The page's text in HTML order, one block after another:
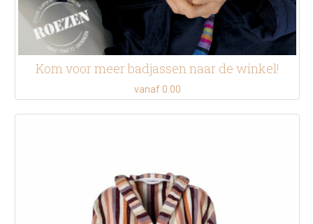
Kom voor meer badjassen naar de winkel!
vanaf 0.00